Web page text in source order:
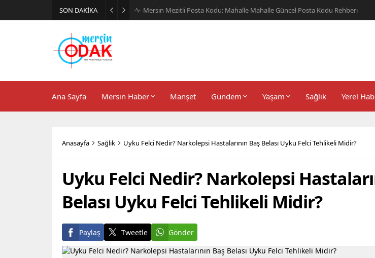
SON DAKİKA Günlük Stil İçin Erkek Sneaker Önerileri
Ana Sayfa Mersin Haber Manşet Gündem Yaşam Sağlık Yerel
Anasayfa Sağlık Uyku Felci Nedir? Narkolepsi Hastalarının Baş Belası Uyku Felci Tehlikeli Midir?
Uyku Felci Nedir? Narkolepsi
Belası Uyku Felci Tehlikeli Midir?
Paylaş Tweetle Gönder